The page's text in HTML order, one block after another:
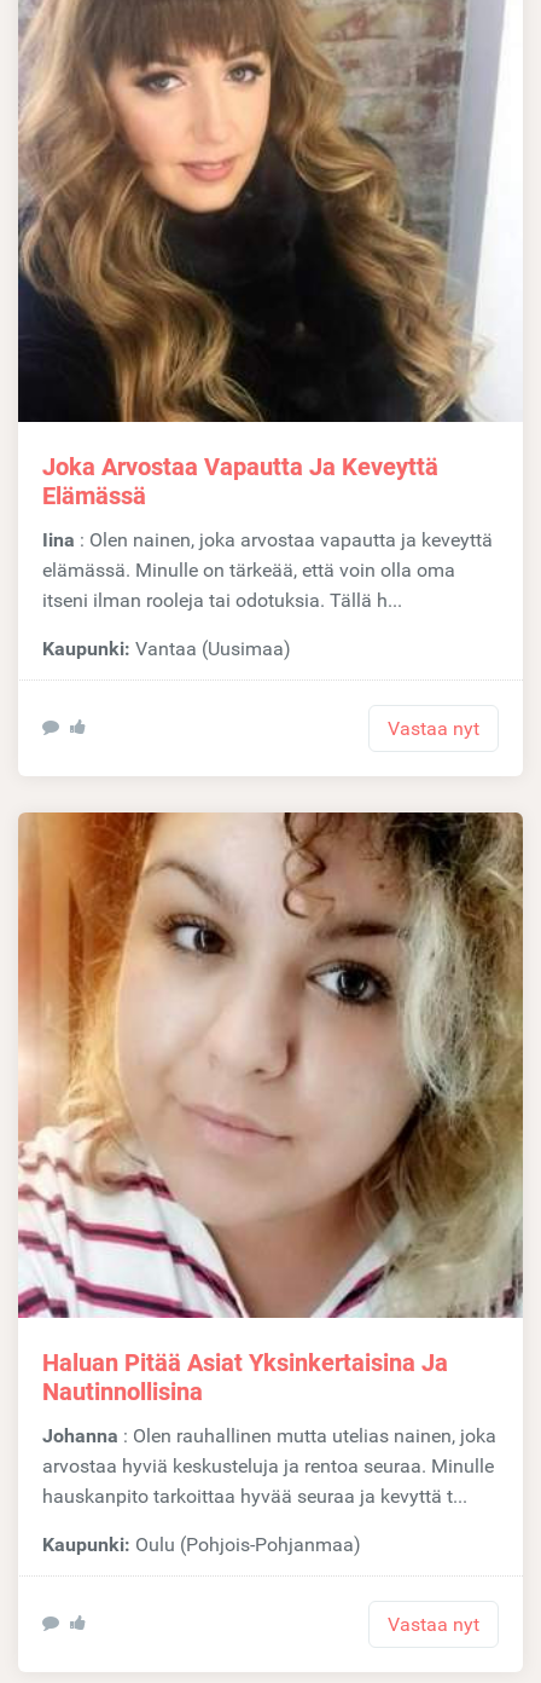
Joka Arvostaa Vapautta Ja Keveyttä
Elämässä
Iina : Olen nainen, joka arvostaa vapautta ja keveyttä
elämässä. Minulle on tärkeää, että voin olla oma
itseni ilman rooleja tai odotuksia. Tällä h...
Kaupunki: Vantaa (Uusimaa)
Vastaa nyt
Haluan Pitää Asiat Yksinkertaisina Ja
Nautinnollisina
Johanna : Olen rauhallinen mutta utelias nainen, joka
arvostaa hyviä keskusteluja ja rentoa seuraa. Minulle
hauskanpito tarkoittaa hyvää seuraa ja kevyttä t...
Kaupunki: Oulu (Pohjois-Pohjanmaa)
Vastaa nyt